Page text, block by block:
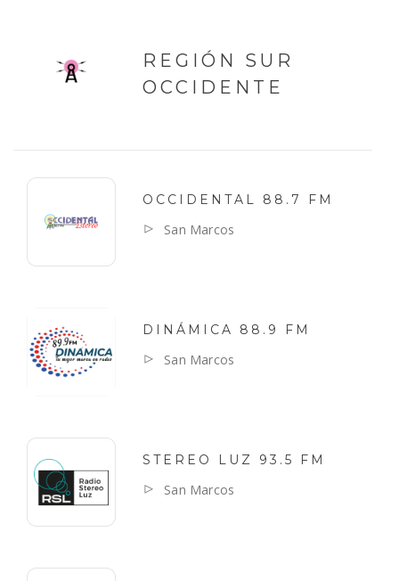
REGIÓN SUR
OCCIDENTE
OCCIDENTAL 88.7 FM
San Marcos
DINÁMICA 88.9 FM
San Marcos
STEREO LUZ 93.5 FM
San Marcos